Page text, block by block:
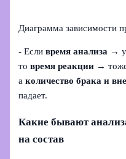
Диаграмма зависимости
- Есливремя анализа →
товремя реакции →
аколичество брака и
падает.
Какие бывают
на состав